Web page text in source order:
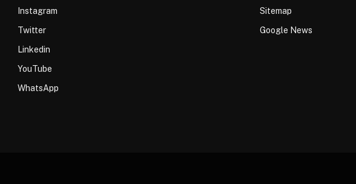
Instagram
Twitter
Linkedin
YouTube
WhatsApp
Sitemap
Google News